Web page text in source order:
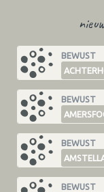
BEWUST
BEWUST
BEWUST
BEWUST